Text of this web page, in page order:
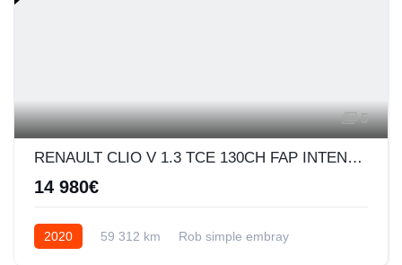
5
RENAULT CLIO V 1.3 TCE 130CH FAP INTENS EDC
14 980€
2020 59 312 km
Rob simple embray